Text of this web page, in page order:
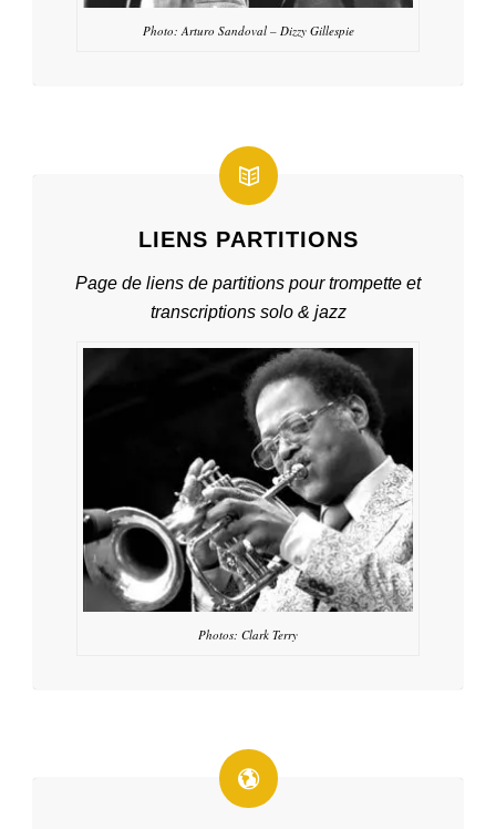
Photo: Arturo Sandoval – Dizzy Gillespie
LIENS PARTITIONS
Page de liens de partitions pour trompette et
transcriptions solo & jazz
Photos: Clark Terry